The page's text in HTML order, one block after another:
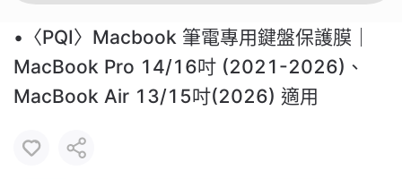
•〈PQI〉Macbook 筆電專用鍵盤保護膜｜
MacBook Pro 14/16吋 (2021-2026)、
MacBook Air 13/15吋(2026) 適用